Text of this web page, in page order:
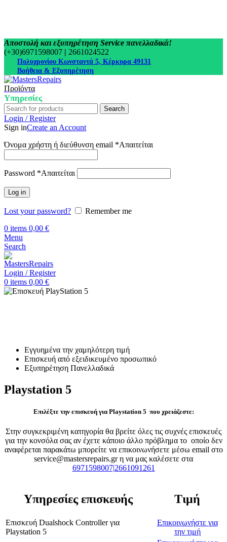
Αποστολή και εξυπηρέτηση Service πανελλαδικά!
(+30)6971598007 | 2661024522
Πολυχρονίου Κωνσταντά 5, Κέρκυρα 49131
Βοήθεια & Εξυπηρέτηση
Προϊόντα
Υπηρεσίες
Search
Login / Register
Sign inCreate an Account
Όνομα χρήστη ή διεύθυνση email *Απαιτείται
Password *Απαιτείται
Log in
Lost your password?
Remember me
0 items 0,00 €
Menu
Search
Login / Register
0 items 0,00 €
Εγγυημένα την χαμηλότερη τιμή
Επισκευή από εξειδικευμένο προσωπικό
Εξυπηρέτηση Πανελλαδικά
Playstation 5
Επιλέξτε την επισκευή για Playstation 5 που χρειάζεστε:
Στην συγκεκριμένη κατηγορία θα βρείτε όλες τις συχνές επισκευές
για την κονσόλα σας αν έχετε κάποιο άλλο πρόβλημα το οποίο δεν
αναφέρεται παρακάτω μπορείτε να επικοινωνήσετε μέσω email στο
service@mastersrepairs.gr η να μας καλέσετε στα
6971598007|2661091261
Υπηρεσίες επισκευής Τιμή
Επισκευή Dualshock Controllerγια
Playstation 5
Επικοινωνήστε για
την τιμή